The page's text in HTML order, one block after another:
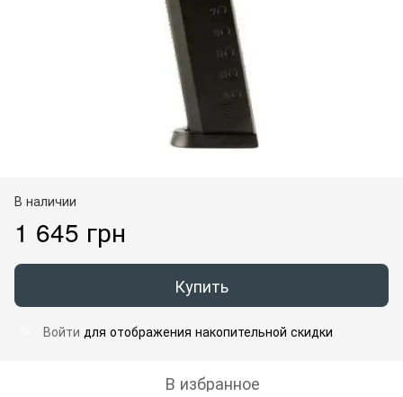
В наличии
1 645 грн
Купить
Войти для отображения накопительной скидки
В избранное